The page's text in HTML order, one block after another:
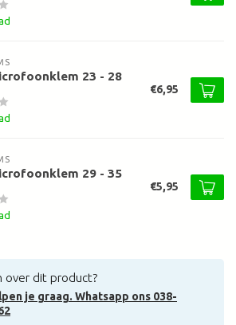
23 - 28
€6,95
29 - 35
€5,95
over dit product?
je graag. Whatsapp ons 038-